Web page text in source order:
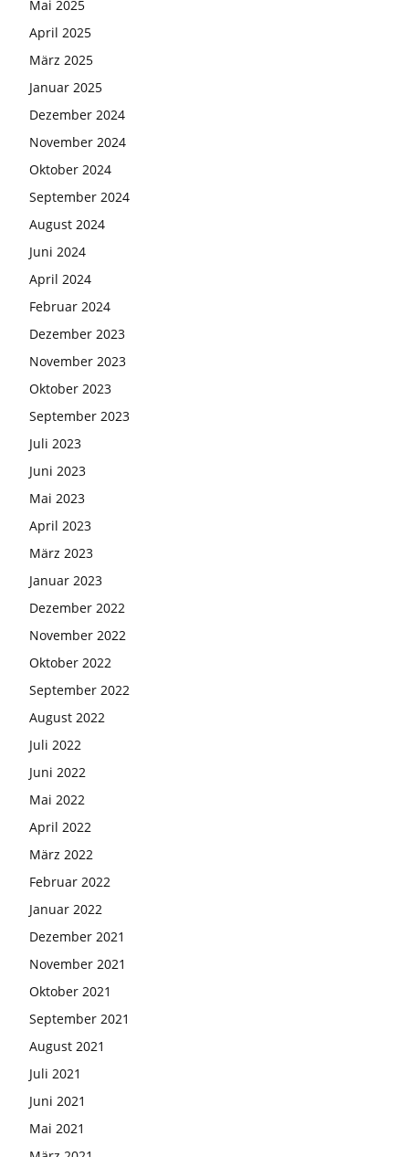
Mai 2025
April 2025
März 2025
Januar 2025
Dezember 2024
November 2024
Oktober 2024
September 2024
August 2024
Juni 2024
April 2024
Februar 2024
Dezember 2023
November 2023
Oktober 2023
September 2023
Juli 2023
Juni 2023
Mai 2023
April 2023
März 2023
Januar 2023
Dezember 2022
November 2022
Oktober 2022
September 2022
August 2022
Juli 2022
Juni 2022
Mai 2022
April 2022
März 2022
Februar 2022
Januar 2022
Dezember 2021
November 2021
Oktober 2021
September 2021
August 2021
Juli 2021
Juni 2021
Mai 2021